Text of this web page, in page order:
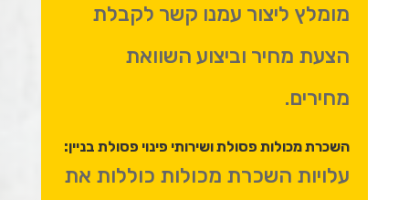
מומלץ ליצור עמנו קשר לקבלת
הצעת מחיר וביצוע השוואת
מחירים.
השכרת מכולות פסולת ושירותי פינוי פסולת בניין:
עלויות השכרת מכולות כוללות את